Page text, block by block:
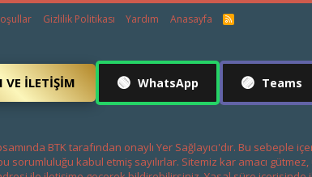
Gizlilik Politikası Yardım Anasayfa
R
S
VE İLETIŞIM 🟢 WhatsApp 🟣 Teams
BTK tarafından onaylı Yer Sağlayıcı'dır. Bu
kabul etmiş sayılırlar. Sitemiz kar amacı